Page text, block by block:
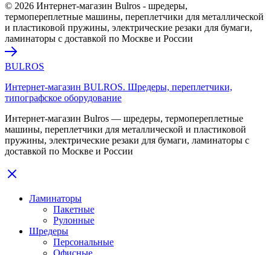
© 2026 Интернет-магазин Bulros - шредеры,
термопереплетные машины, переплетчики для металлической
и пластиковой пружины, электрические резаки для бумаги,
ламинаторы с доставкой по Москве и России
BULROS
Интернет-магазин BULROS. Шредеры, переплетчики,
типографское оборудование
Интернет-магазин Bulros — шредеры, термопереплетные
машины, переплетчики для металлической и пластиковой
пружины, электрические резаки для бумаги, ламинаторы с
доставкой по Москве и России
Ламинаторы
Пакетные
Рулонные
Шредеры
Персональные